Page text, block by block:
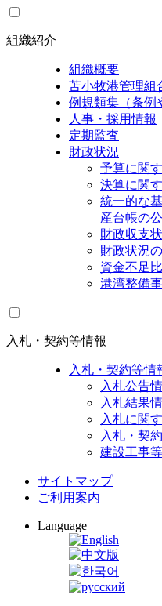
組織紹介
組織概要
苫小牧港管理組
例規類集（条例
人事・採用情報
定期監査
財政状況
予算に関
決算に関
統一的な
産台帳の
財政収支
財政状況
資金不足
港湾整備
入札・契約等情報
入札・契約等情
入札公告
入札結果
入札に関
入札・契
建設工事
サイトマップ
ご利用案内
Language